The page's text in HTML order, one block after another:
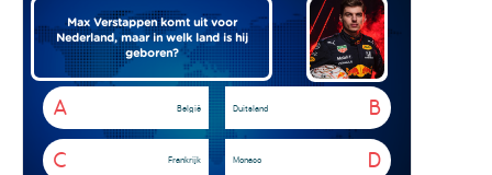
Max Verstappen komt uit voor
Nederland, maar in welk land is hij
geboren?
A België B
Duitsland
C Frankrijk D
Monaco